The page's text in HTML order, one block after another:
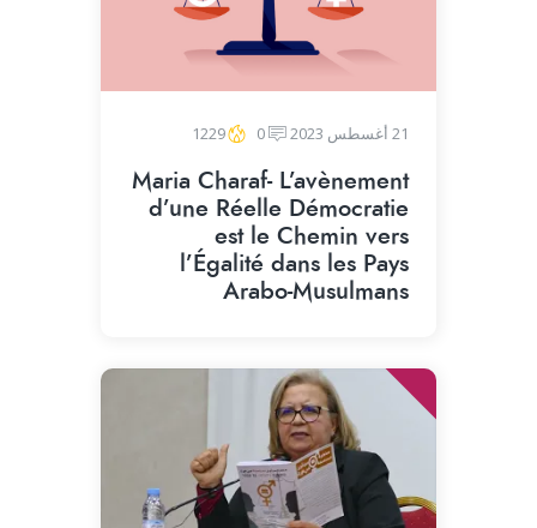
21 أغسطس 2023 0
1229
Maria Charaf- L’avènement
d’une Réelle Démocratie
est le Chemin vers
l’Égalité dans les Pays
Arabo-Musulmans